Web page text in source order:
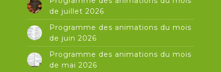
de juillet 2026
Programme des animations du mois
de juin 2026
Programme des animations du mois
de mai 2026